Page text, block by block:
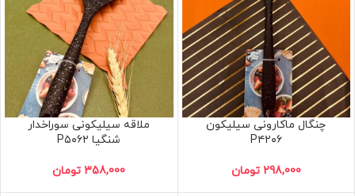
چنگال ماکارونی سیلیکون
P۴۲۰۶
298,000 تومان
ملاقه سیلیکونی سوراخدار
شنگیا P۵۰۶۲
358,000 تومان